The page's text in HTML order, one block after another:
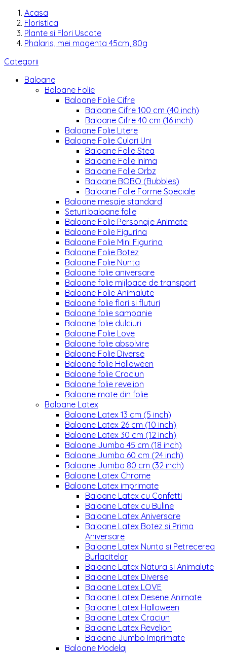
Acasa
Floristica
Plante si Flori Uscate
Phalaris, mei magenta 45cm, 80g
Categorii
Baloane
Baloane Folie
Baloane Folie Cifre
Baloane Cifre 100 cm (40 inch)
Baloane Cifre 40 cm (16 inch)
Baloane Folie Litere
Baloane Folie Culori Uni
Baloane Folie Stea
Baloane Folie Inima
Baloane Folie Orbz
Baloane BOBO (Bubbles)
Baloane Folie Forme Speciale
Baloane mesaje standard
Seturi baloane folie
Baloane Folie Personaje Animate
Baloane Folie Figurina
Baloane Folie Mini Figurina
Baloane Folie Botez
Baloane Folie Nunta
Baloane folie aniversare
Baloane folie mijloace de transport
Baloane Folie Animalute
Baloane folie flori si fluturi
Baloane folie sampanie
Baloane folie dulciuri
Baloane Folie Love
Baloane folie absolvire
Baloane Folie Diverse
Baloane folie Halloween
Baloane folie Craciun
Baloane folie revelion
Baloane mate din folie
Baloane Latex
Baloane Latex 13 cm (5 inch)
Baloane Latex 26 cm (10 inch)
Baloane Latex 30 cm (12 inch)
Baloane Jumbo 45 cm (18 inch)
Baloane Jumbo 60 cm (24 inch)
Baloane Jumbo 80 cm (32 inch)
Baloane Latex Chrome
Baloane Latex imprimate
Baloane Latex cu Confetti
Baloane Latex cu Buline
Baloane Latex Aniversare
Baloane Latex Botez si Prima
Aniversare
Baloane Latex Nunta si Petrecerea
Burlacitelor
Baloane Latex Natura si Animalute
Baloane Latex Diverse
Baloane Latex LOVE
Baloane Latex Desene Animate
Baloane Latex Halloween
Baloane Latex Craciun
Baloane Latex Revelion
Baloane Jumbo Imprimate
Baloane Modelaj